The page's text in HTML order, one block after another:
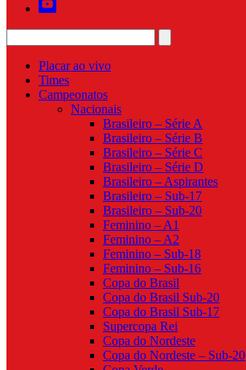
Placar ao vivo
Times
Campeonatos
Nacionais
Brasileiro – Série A
Brasileiro – Série B
Brasileiro – Série C
Brasileiro – Série D
Brasileiro – Aspirantes
Brasileiro – Sub-17
Brasileiro – Sub-20
Feminino – A1
Feminino – A2
Feminino – Sub-18
Feminino – Sub-16
Copa do Brasil
Copa do Brasil Sub-20
Copa do Brasil Sub-17
Supercopa Rei
Copa do Nordeste
Copa do Nordeste – Sub-20